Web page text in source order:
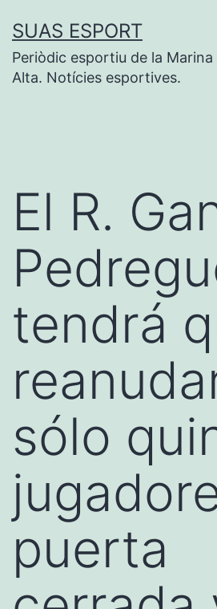
contenido
SUAS ESPORT
Periòdic esportiu de la Marina
Alta. Notícies esportives.
El R.
tendrá
sólo
puerta